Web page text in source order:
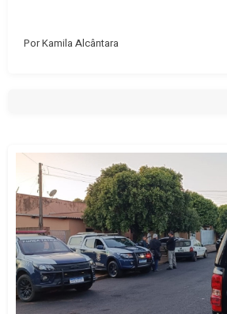
Por Kamila Alcântara